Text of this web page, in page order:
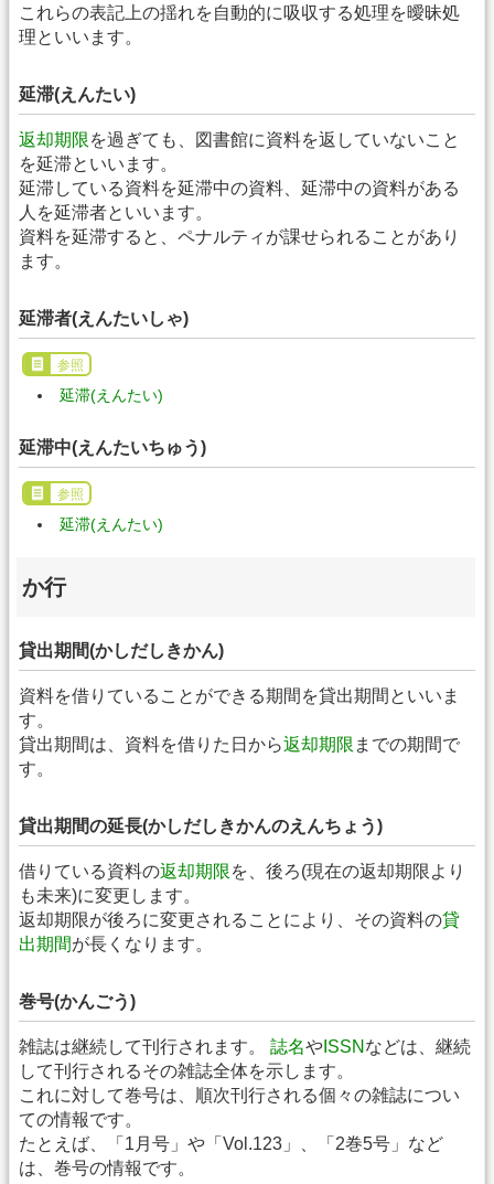
これらの表記上の揺れを自動的に吸収する処理を曖昧処
理といいます。
延滞(えんたい)
返却期限を過ぎても、図書館に資料を返していないこと
を延滞といいます。
延滞している資料を延滞中の資料、延滞中の資料がある
人を延滞者といいます。
資料を延滞すると、ペナルティが課せられることがあり
ます。
延滞者(えんたいしゃ)
参照
延滞(えんたい)
延滞中(えんたいちゅう)
参照
延滞(えんたい)
か行
貸出期間(かしだしきかん)
資料を借りていることができる期間を貸出期間といいま
す。
貸出期間は、資料を借りた日から返却期限 までの期間で
す。
貸出期間の延長(かしだしきかんのえんちょう)
借りている資料の返却期限を、後ろ(現在の返却期限より
も未来)に変更します。
返却期限が後ろに変更されることにより、その資料の貸
出期間が長くなります。
巻号(かんごう)
雑誌は継続して刊行されます。 誌名や ISSN などは、継続
して刊行されるその雑誌全体を示します。
これに対して巻号は、順次刊行される個々の雑誌につい
ての情報です。
たとえば、「1月号」や「Vol.123」、「2巻5号」など
は、巻号の情報です。